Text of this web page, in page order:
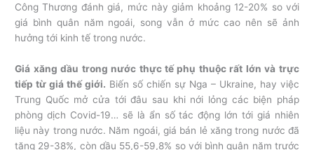
Công Thương đánh giá, mức này giảm khoảng 12-20% so với
giá bình quân năm ngoái, song vẫn ở mức cao nên sẽ ảnh
hưởng tới kinh tế trong nước.
Giá xăng dầu trong nước thực tế phụ thuộc rất lớn và trực
tiếp từ giá thế giới. Biến số chiến sự Nga – Ukraine, hay việc
Trung Quốc mở cửa tới đâu sau khi nới lỏng các biện pháp
phòng dịch Covid-19… sẽ là ẩn số tác động lớn tới giá nhiên
liệu này trong nước. Năm ngoái, giá bán lẻ xăng trong nước đã
tăng 29-38%, còn dầu 55,6-59,8% so với bình quân năm trước